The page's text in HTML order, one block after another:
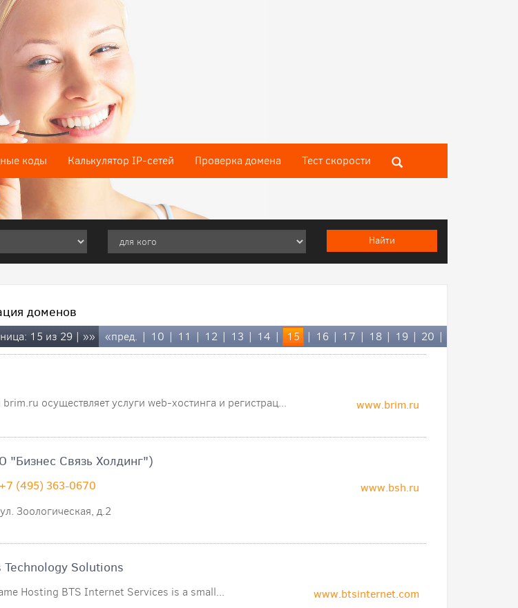
коды Калькулятор IP-сетей Проверка домена Тест скороcти
доменов
15 из 29 | »» «пред. | 10 | 11 | 12 | 13 | 14 | 15 | 16 | 17 | 18 | 19 | 20 |
www.brim.ru
осуществляет услуги web-хостинга и регистрац...
"Бизнес Связь Холдинг")
www.bsh.ru
+7 (495) 363-0670
Зоологическая, д.2
Technology Solutions
www.btsinternet.com
Hosting BTS Internet Services is a small...